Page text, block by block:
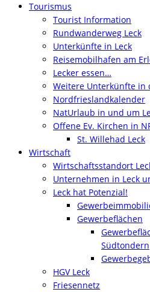
Tourismus
Tourist Information
Rundwanderweg Leck
Unterkünfte in Leck
Reisemobilhafen am
Lecker essen…
Weitere Unterkünfte in
Nordfrieslandkalender
NatUrlaub in und um
Offene Ev. Kirchen in
St. Willehad Leck
Wirtschaft
Wirtschaftsstandort
Unternehmen in Leck
Leck hat Potenzial!
Gewerbeflächen
Südtondern
HGV Leck
Friesennetz